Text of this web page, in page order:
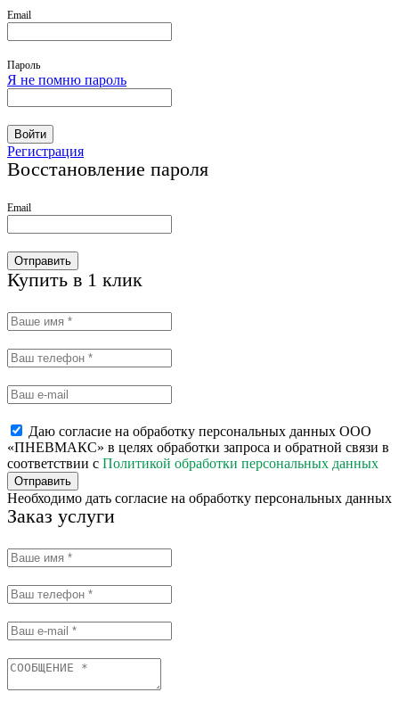
Email
Пароль
Я не помню пароль
Войти
Регистрация
Восстановление пароля
Email
Отправить
Купить в 1 клик
Даю согласие на обработку персональных данных ООО
«ПНЕВМАКС» в целях обработки запроса и обратной связи в
соответствии с Политикой обработки персональных данных
Отправить
Необходимо дать согласие на обработку персональных данных
Заказ услуги